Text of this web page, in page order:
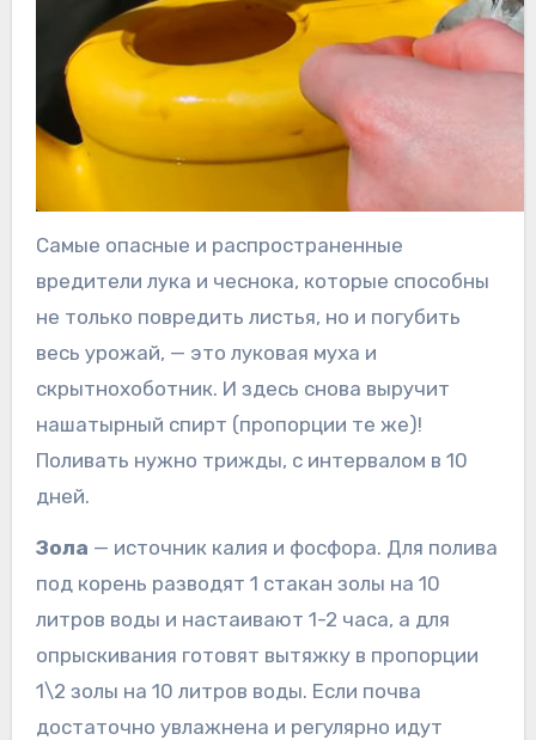
Самые опасные и распространенные
вредители лука и чеснока, которые способны
не только повредить листья, но и погубить
весь урожай, — это луковая муха и
скрытнохоботник. И здесь снова выручит
нашатырный спирт (пропорции те же)!
Поливать нужно трижды, с интервалом в 10
дней.
Зола — источник калия и фосфора. Для полива
под корень разводят 1 стакан золы на 10
литров воды и настаивают 1-2 часа, а для
опрыскивания готовят вытяжку в пропорции
1\2 золы на 10 литров воды. Если почва
достаточно увлажнена и регулярно идут